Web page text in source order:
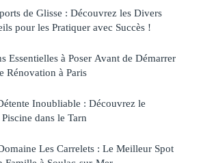
de Glisse : Découvrez les Divers
pour les Pratiquer avec Succès !
Essentielles à Poser Avant de Démarrer
Rénovation à Paris
Inoubliable : Découvrez le
dans le Tarn
Les Carrelets : Le Meilleur Spot